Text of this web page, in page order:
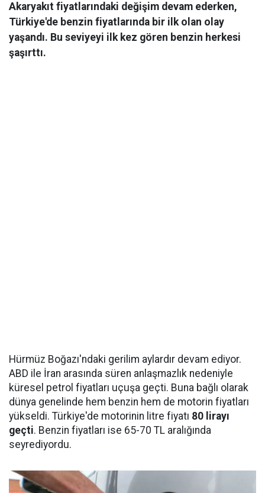
Akaryakıt fiyatlarındaki değişim devam ederken,
Türkiye'de benzin fiyatlarında bir ilk olan olay
yaşandı. Bu seviyeyi ilk kez gören benzin herkesi
şaşırttı.
Hürmüz Boğazı'ndaki gerilim aylardır devam ediyor.
ABD ile İran arasında süren anlaşmazlık nedeniyle
küresel petrol fiyatları uçuşa geçti. Buna bağlı olarak
dünya genelinde hem benzin hem de motorin fiyatları
yükseldi. Türkiye'de motorinin litre fiyatı 80 lirayı
geçti. Benzin fiyatları ise 65-70 TL aralığında
seyrediyordu.